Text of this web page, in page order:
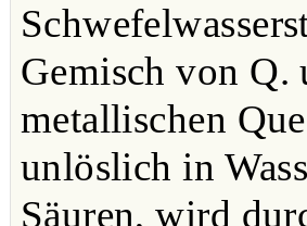
Gemisch von
metallischen
unlöslich in
Säuren, wird